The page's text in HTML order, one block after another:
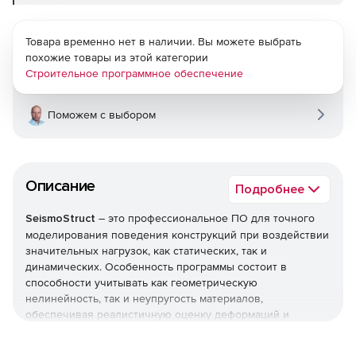
Описание Подробнее
SeismoStruct – это профессиональное ПО для точного
моделирования поведения конструкций при воздействии
значительных нагрузок, как статических, так и
динамических. Особенность программы состоит в
способности учитывать как геометрическую
нелинейность, так и неупругость материалов,
обеспечивая реалистичную оценку деформаций и
Товара временно нет в наличии. Вы можете выбрать
похожие товары из этой категории
Строительное программное обеспечение
Поможем с выбором